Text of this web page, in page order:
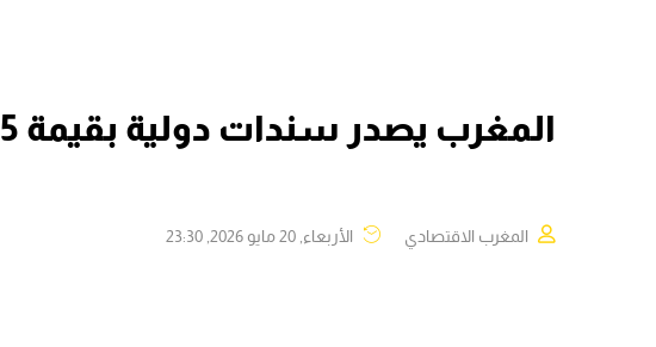
المغرب يصدر سندات دولية بقيمة 2,25 مليار أورو
المغرب الاقتصادي الأربعاء, 20 مايو 2026, 23:30